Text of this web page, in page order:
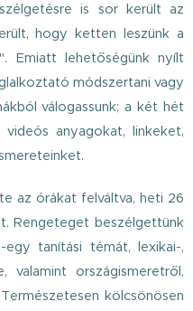
is sor került az
hogy ketten leszünk a
Emiatt lehetőségünk nyílt
módszertani vagy
válogassunk; a két hét
anyagokat, linkeket,
az órákat felváltva, heti 26
Rengeteget beszélgettünk
egy tanítási témát, lexikai-,
valamint országismeretről,
kölcsönösen